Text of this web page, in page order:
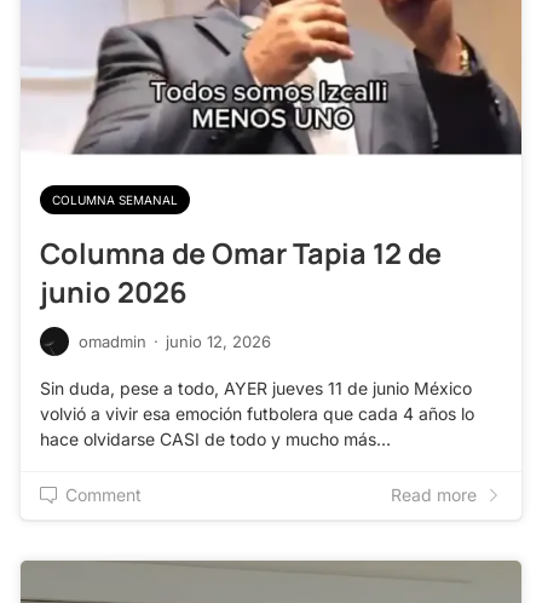
COLUMNA SEMANAL
Columna de Omar Tapia 12 de
junio 2026
omadmin · junio 12, 2026
Sin duda, pese a todo, AYER jueves 11 de junio México
volvió a vivir esa emoción futbolera que cada 4 años lo
hace olvidarse CASI de todo y mucho más…
Comment Read more